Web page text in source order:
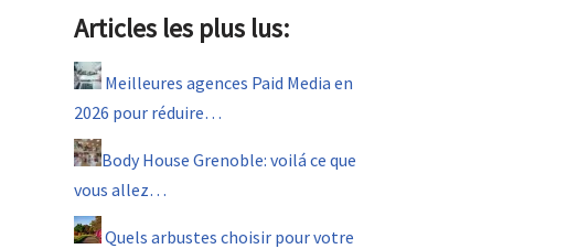
Articles les plus lus:
Meilleures agences Paid Media en
2026 pour réduire…
Body House Grenoble: voilá ce que
vous allez…
Quels arbustes choisir pour votre